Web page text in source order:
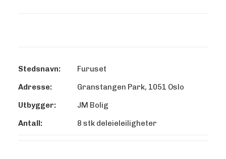
Stedsnavn:
Furuset
Adresse:
Granstangen Park, 1051 Oslo
Utbygger:
JM Bolig
Antall:
8 stk deleieleiligheter